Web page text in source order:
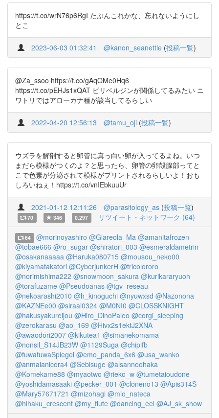
https://t.co/wrN76p6RgI たぶんこれかな、忘れないようにし
とこ
2023-06-03 01:32:41 @kanon_seanettle (投稿一覧)
@Za_ssoo https://t.co/gAqOMe0Hq6
https://t.co/pEHJs1xQAT ビリベルジンが関係してるみたい ニ
ワトリではアローカナ種が該当してるらしい
2022-04-20 12:56:13 @tamu_oji (投稿一覧)
ウズラを解剖すると卵管に真っ白い卵が入ってるよね。いつ
まだら模様がつくのよ？と思ったら、卵管の卵殻腺部ってと
こで色素が分泌されて模様がプリントされるらしいよ！おも
しろいねぇ！https://t.co/vnIEbkuuUr
2021-01-12 12:11:26 @parasitology_as (投稿一覧)
70 346 0.297 リツイート・ネットワーク (64)
64 @morinoyashiro @Glareola_Ma @amanitafrozen
@tobae666 @ro_sugar @shiratori_003 @esmeraldametrin
@osakanaaaaa @Haruka080715 @mousou_neko00
@kiyamatakatori @CyberjunkerH @tricolororo
@norimishima222 @snowmoon_sakura @kurikararyuoh
@torafuzame @Pseudoanas @tgv_reseau
@nekoarashi2010 @h_kinoguchi @nyuwxsd @Nazonona
@KAZNEe00 @siraai0324 @M0NI0 @CLOSSKNIGHT
@hakusyakureijou @Hiro_DinoPaleo @corgi_sleeping
@zerokarasu @ao_169 @Hivx2s1ektJ2XNA
@awaodori2007 @kikutea1 @simanekomama
@nonsil_S14JB23W @1129Suga @chipifb
@fuwafuwaSpiegel @emo_panda_6x6 @usa_wanko
@anmalanicora4 @Sebisuge @alsannoohaka
@Komekame88 @myaotwo @rieko_w @tumetaioudone
@yoshidamasaaki @pecker_001 @cloneno13 @Apis314S
@Mary57671721 @mizohagi @mio_nateca
@hihaku_crescent @my_flute @dancing_eel @AJ_sk_show